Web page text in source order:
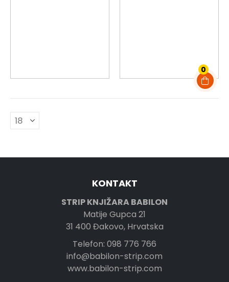
0
KONTAKT
STRIP KNJIŽARA BABILON
Matije Gupca 21
31 400 Đakovo, Hrvatska
Telefon: 098 776 766
info@babilon-strip.com
www.babilon-strip.com